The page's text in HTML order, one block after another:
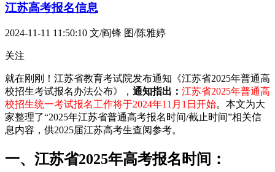
江苏高考报名信息
2024-11-11 11:50:10 文/阎锋 图/陈雅婷
关注
就在刚刚！江苏省教育考试院发布通知《江苏省2025年普通高
校招生考试报名办法公布》， 通知指出： 江苏省2025年普通高
校招生统一考试报名工作将于2024年11月1日开始。本文为大
家整理了“2025年江苏省普通高考报名时间/截止时间”相关信
息内容，供2025届江苏高考生查阅参考。
一、江苏省2025年高考报名时间：